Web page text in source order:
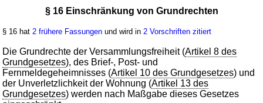
G. v. 09.01.2026BGBl. 2026 I Nr. 7
17 weitere Fassungen | Drucksachen / Entwurf / Begründung
§ 16 Einschränkung von Grundrechten
§ 16 hat 2 frühere Fassungen und wird in 2 Vorschriften zitiert
Die Grundrechte der Versammlungsfreiheit (Artikel 8 des
Grundgesetzes), des Brief-, Post- und
Fernmeldegeheimnisses (Artikel 10 des Grundgesetzes) und
der Unverletzlichkeit der Wohnung (Artikel 13 des
Grundgesetzes) werden nach Maßgabe dieses Gesetzes